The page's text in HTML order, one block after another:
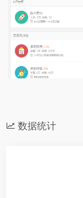
数据统计